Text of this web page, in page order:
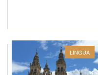
LINGUA